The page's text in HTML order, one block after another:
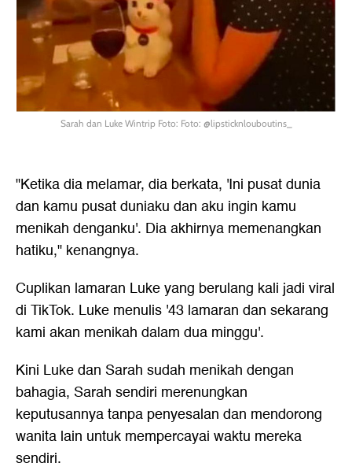
Sarah dan Luke Wintrip Foto: Foto: @lipsticknlouboutins_
"Ketika dia melamar, dia berkata, 'Ini pusat dunia
dan kamu pusat duniaku dan aku ingin kamu
menikah denganku'. Dia akhirnya memenangkan
hatiku," kenangnya.
Cuplikan lamaran Luke yang berulang kali jadi viral
di TikTok. Luke menulis '43 lamaran dan sekarang
kami akan menikah dalam dua minggu'.
Kini Luke dan Sarah sudah menikah dengan
bahagia, Sarah sendiri merenungkan
keputusannya tanpa penyesalan dan mendorong
wanita lain untuk mempercayai waktu mereka
sendiri.